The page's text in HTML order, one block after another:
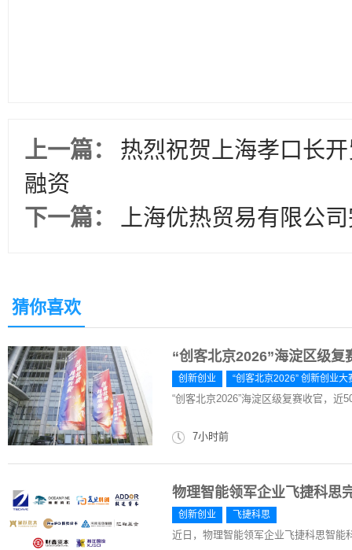
上一篇：
热烈祝贺上海孝口长
融资
下一篇：
上海优热贸易有限公
猜你喜欢
“创客北京2026”海淀区级
创新创业 “创客北京2026” 创新创业大
“创客北京2026”海淀区级复赛收官，近
7小时前
物理智能领军企业飞捷科思
创新创业 飞捷科思
近日，物理智能领军企业飞捷科思智能